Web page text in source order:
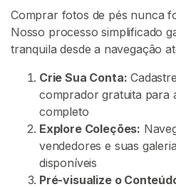
Comprar fotos de pés nunca
Nosso processo simplificado
tranquila desde a navegação
Crie Sua Conta:
comprador gratuita para
completo
Explore Coleções:
vendedores e suas
disponíveis
Pré-visualize o
s
C
m
d